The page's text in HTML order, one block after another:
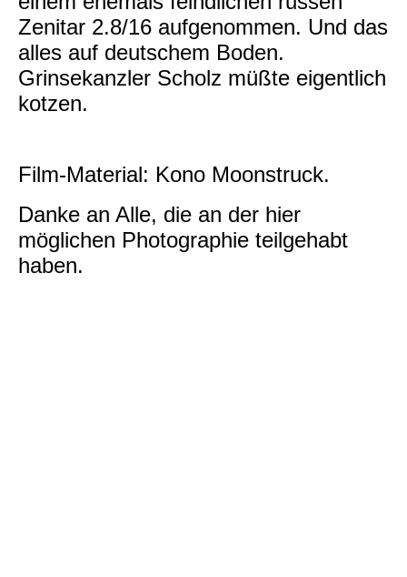
Zenitar 2.8/16 aufgenommen. Und das
alles auf deutschem Boden.
Grinsekanzler Scholz müßte eigentlich
kotzen.
Film-Material: Kono Moonstruck.
Danke an Alle, die an der hier
möglichen Photographie teilgehabt
haben.